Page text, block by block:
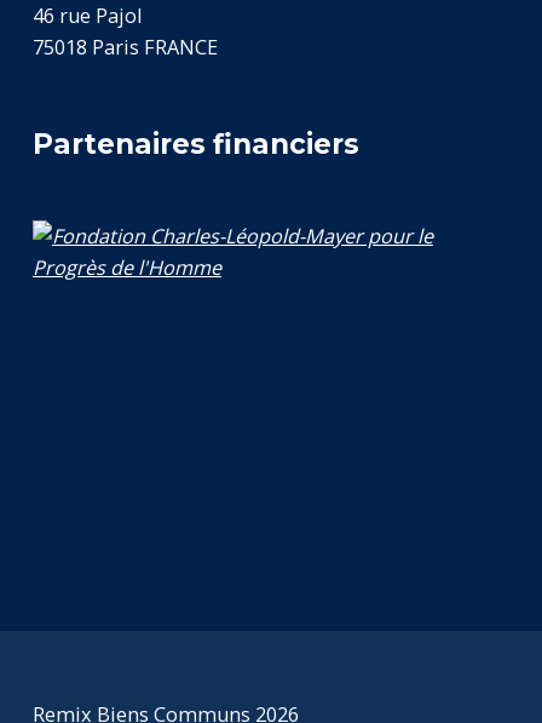
46 rue Pajol
75018 Paris FRANCE
Partenaires financiers
Remix Biens Communs 2026